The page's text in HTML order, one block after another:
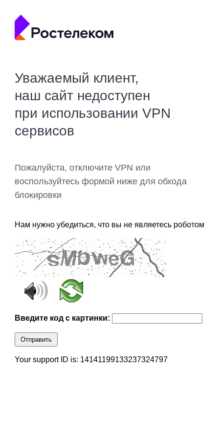
Уважаемый клиент,
наш сайт недоступен
при использовании VPN
сервисов
Пожалуйста, отключите VPN или
воспользуйтесь формой ниже для обхода
блокировки
Нам нужно убедиться, что вы не являетесь роботом
Введите код с картинки:
Отправить
Your support ID is: 14141199133237324797